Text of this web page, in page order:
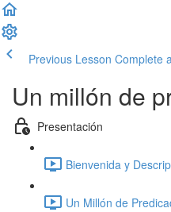
Previous Lesson Complete
Un millón de
Presentación
Bienvenida y
Un Millón de